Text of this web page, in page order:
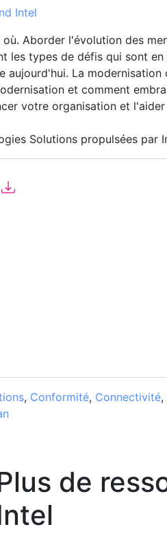
Intel
Aborder l'évolution des
les types de défis qui sont
aujourd'hui. La modernisation
et comment
votre organisation et
Solutions propulsées par
, Conformité, Connectivité,
de